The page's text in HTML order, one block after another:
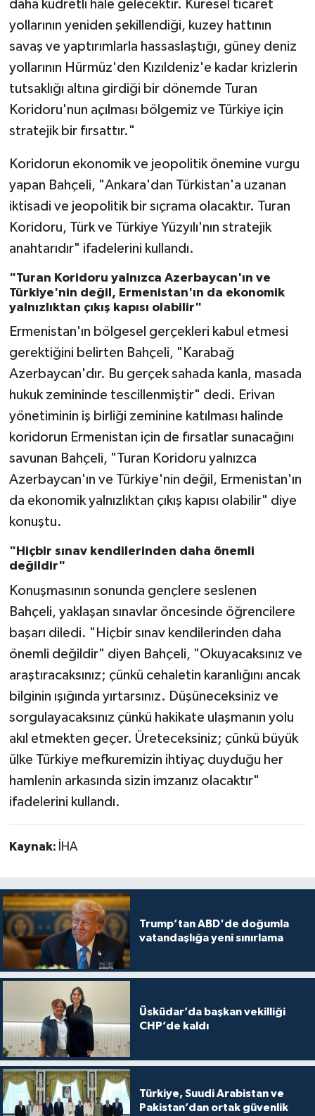
daha kudretli hale gelecektir. Küresel ticaret
yollarının yeniden şekillendiği, kuzey hattının
savaş ve yaptırımlarla hassaslaştığı, güney deniz
yollarının Hürmüz'den Kızıldeniz'e kadar krizlerin
tutsaklığı altına girdiği bir dönemde Turan
Koridoru'nun açılması bölgemiz ve Türkiye için
stratejik bir fırsattır."
Koridorun ekonomik ve jeopolitik önemine vurgu
yapan Bahçeli, "Ankara'dan Türkistan'a uzanan
iktisadi ve jeopolitik bir sıçrama olacaktır. Turan
Koridoru, Türk ve Türkiye Yüzyılı'nın stratejik
anahtarıdır" ifadelerini kullandı.
"Turan Koridoru yalnızca Azerbaycan'ın ve
Türkiye'nin değil, Ermenistan'ın da ekonomik
yalnızlıktan çıkış kapısı olabilir"
Ermenistan'ın bölgesel gerçekleri kabul etmesi
gerektiğini belirten Bahçeli, "Karabağ
Azerbaycan'dır. Bu gerçek sahada kanla, masada
hukuk zemininde tescillenmiştir" dedi. Erivan
yönetiminin iş birliği zeminine katılması halinde
koridorun Ermenistan için de fırsatlar sunacağını
savunan Bahçeli, "Turan Koridoru yalnızca
Azerbaycan'ın ve Türkiye'nin değil, Ermenistan'ın
da ekonomik yalnızlıktan çıkış kapısı olabilir" diye
konuştu.
"Hiçbir sınav kendilerinden daha önemli
değildir"
Konuşmasının sonunda gençlere seslenen
Bahçeli, yaklaşan sınavlar öncesinde öğrencilere
başarı diledi. "Hiçbir sınav kendilerinden daha
önemli değildir" diyen Bahçeli, "Okuyacaksınız ve
araştıracaksınız; çünkü cehaletin karanlığını ancak
bilginin ışığında yırtarsınız. Düşüneceksiniz ve
sorgulayacaksınız çünkü hakikate ulaşmanın yolu
akıl etmekten geçer. Üreteceksiniz; çünkü büyük
ülke Türkiye mefkuremizin ihtiyaç duyduğu her
hamlenin arkasında sizin imzanız olacaktır"
ifadelerini kullandı.
Kaynak: İHA
Trump’tan ABD'de doğumla
vatandaşlığa yeni sınırlama
Üsküdar’da başkan vekilliği
CHP’de kaldı
Türkiye, Suudi Arabistan ve
Pakistan’dan ortak güvenlik